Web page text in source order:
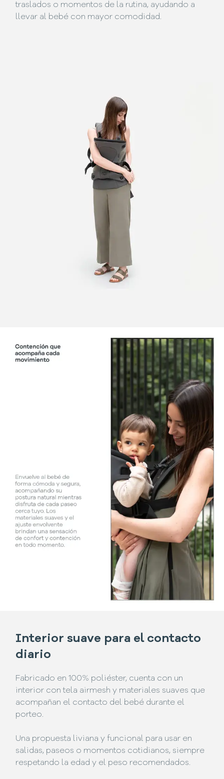
traslados o momentos de la rutina, ayudando a
llevar al bebé con mayor comodidad.
Interior suave para el contacto
diario
Fabricado en 100% poliéster, cuenta con un
interior con tela airmesh y materiales suaves que
acompañan el contacto del bebé durante el
porteo.
Una propuesta liviana y funcional para usar en
salidas, paseos o momentos cotidianos, siempre
respetando la edad y el peso recomendados.